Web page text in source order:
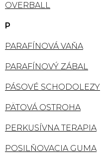
OVERBALL
P
PARAFÍNOVÁ VAŇA
PARAFÍNOVÝ ZÁBAL
PÁSOVÉ SCHODOLEZY
PÄTOVÁ OSTROHA
PERKUSÍVNA TERAPIA
POSILŇOVACIA GUMA